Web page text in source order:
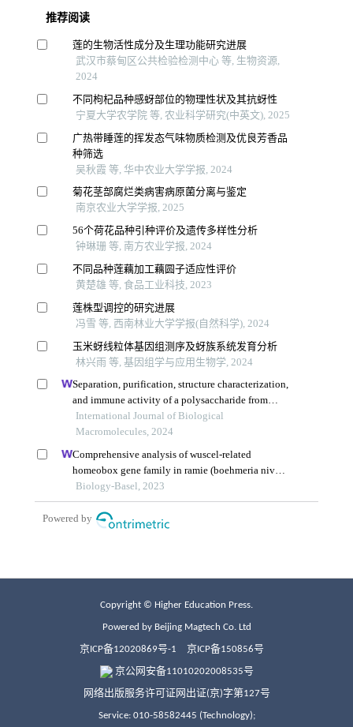
Copyright © Higher Education Press.
Powered by Beijing Magtech Co. Ltd
京ICP备12020869号-1 京ICP备150856号
京公网安备11010202008535号
网络出版服务许可证网出证(京)字第127号
Service: 010-58582445 (Technology);